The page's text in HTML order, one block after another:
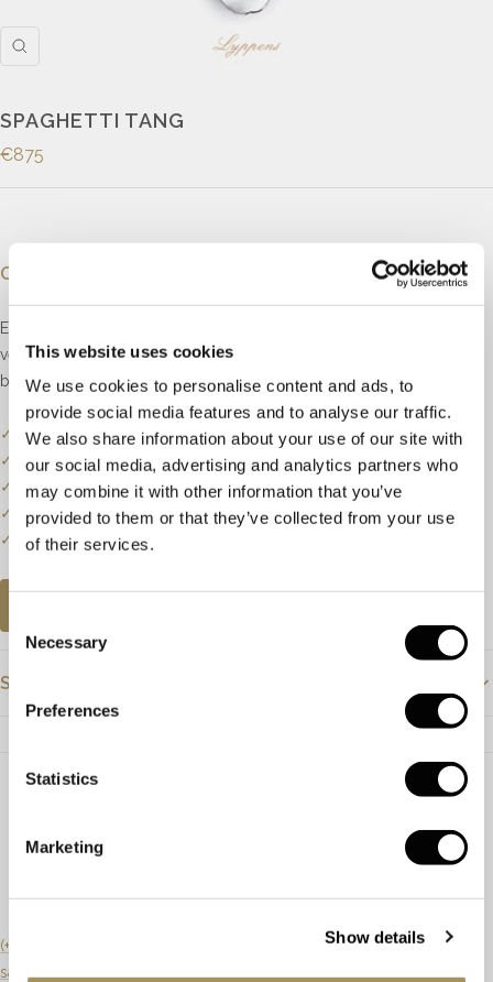
This website uses cookies
We use cookies to personalise content and ads, to
provide social media features and to analyse our traffic.
We also share information about your use of our site with
our social media, advertising and analytics partners who
may combine it with other information that you’ve
provided to them or that they’ve collected from your use
of their services.
Selection
Necessary
Preferences
Statistics
Marketing
Show details
SPAGHETTI TANG
€875
Omschrijving
Eerste gehalte zilveren spaghetti tang van ons eigen merk zilver,
verkrijgbaar in de uitvoeringen Hollands Glad en Haags Lofje. Al ons
bestek is geschikt om te laten graveren.
✓
Onze website dient als online etalage.
✓
Bel of mail ons voor de actuele voorraadstatus.
✓
Prijzen kunnen onderhevig zijn aan veranderingen.
✓
Een klein deel van onze collectie staat online.
✓
Bezoek onze winkel voor de volledige collectie.
Specificaties
Materiaal
(+31) 20 6270901
sales@lyppens.nl